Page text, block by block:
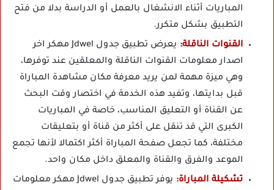
المباريات أثناء الانشغال بالعمل أو الدراسة بدلا من فتح
التطبيق بشكل متكرر.
القنوات الناقلة:
يعرض تطبيق جدول Jdwel مهكر اخر
اصدار معلومات القنوات الناقلة والمعلقين عند توفرها،
وهي ميزة مهمة لمن يريد معرفة مكان مشاهدة المباراة
قبل بدايتها، وتفيد هذه الخدمة في اختصار وقت البحث
عن القناة أو التعليق المناسب، خاصة في المباريات
الكبرى التي قد تنقل على أكثر من قناة أو بتعليقات
مختلفة، كما تجعل صفحة المباراة أكثر اكتمالا لأنها تجمع
الموعد والفرق والقناة والمعلق داخل مكان واحد.
تشكيلة المباراة:
يوفر تطبيق جدول Jdwel مهكر معلومات